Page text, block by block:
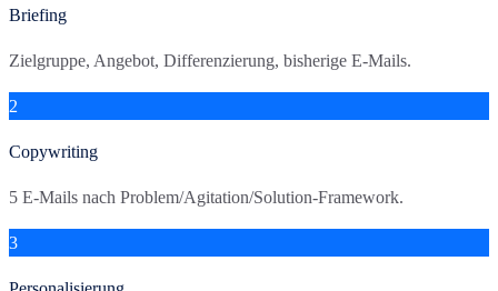
Briefing
Zielgruppe, Angebot, Differenzierung, bisherige E-Mails.
2
Copywriting
5 E-Mails nach Problem/Agitation/Solution-Framework.
3